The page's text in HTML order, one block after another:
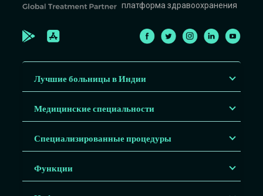
платформа здравоохранения
Лучшие больницы в Индии
Медицинские специальности
Специализированные процедуры
Функции